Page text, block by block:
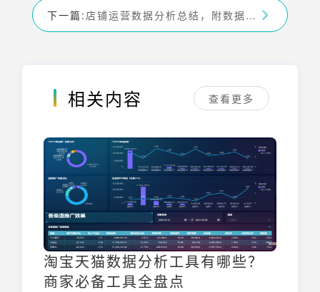
下一篇: 店铺运营数据分析总结，附数据看板-九数云BI
相关内容 查看更多
淘宝天猫数据分析工具有哪些？
商家必备工具全盘点